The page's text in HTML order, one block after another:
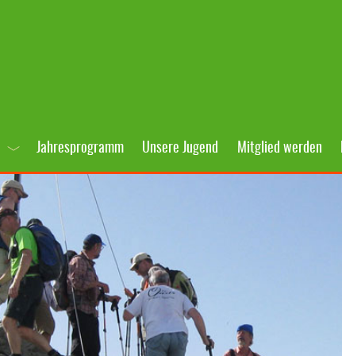
Jahresprogramm Unsere Jugend Mitglied werden